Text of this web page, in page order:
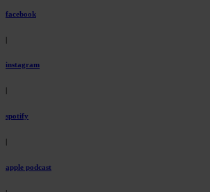
facebook
|
instagram
spotify
apple podcast